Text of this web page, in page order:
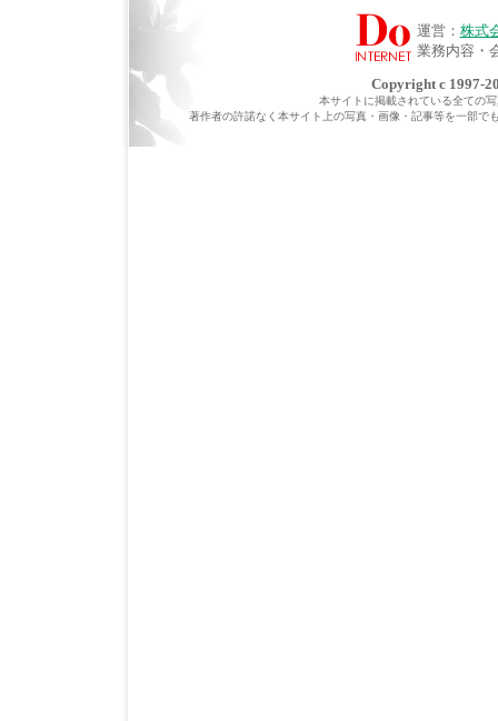
運営： 株式
業務内容・
Copyright c 1997-
本サイトに掲載されている全ての
著作者の許諾なく本サイト上の写真・画像・記事等を一部で